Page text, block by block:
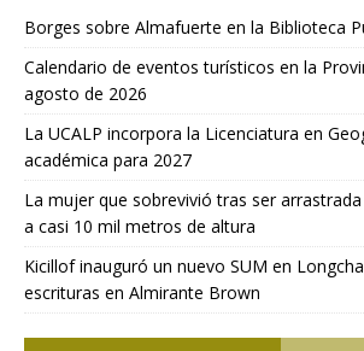
Borges sobre Almafuerte en la Biblioteca
Calendario de eventos turísticos en la
agosto de 2026
La UCALP incorpora la Licenciatura en
académica para 2027
La mujer que sobrevivió tras ser
a casi 10 mil metros de altura
Kicillof inauguró un nuevo SUM en
escrituras en Almirante Brown